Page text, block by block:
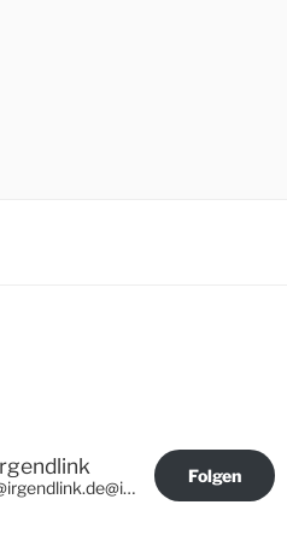
@irgendlink.de@irgendlink.de
Folgen